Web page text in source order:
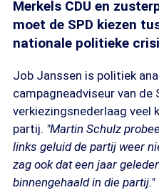
Merkels CDU en
moet de SPD kiezen
nationale politieke
Job Janssen is politiek
campagneadviseur van de
verkiezingsnederlaag veel
partij. "Martin Schulz
links geluid de partij weer
zag ook dat een jaar
binnengehaald in die partij."